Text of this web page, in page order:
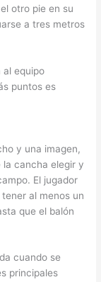
otro pie en su
a tres metros
al equipo
puntos es
y una imagen,
la cancha elegir y
El jugador
al menos un
que el balón
cuando se
principales